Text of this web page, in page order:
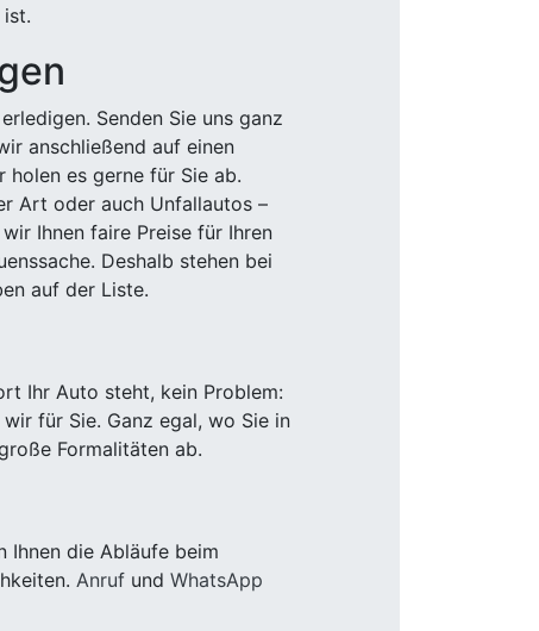
Senden Sie uns ganz
anschließend auf einen
holen es gerne für Sie ab.
Art oder auch Unfallautos –
Ihnen faire Preise für Ihren
Deshalb stehen bei
auf der Liste.
Ihr Auto steht, kein Problem:
für Sie. Ganz egal, wo Sie in
Formalitäten ab.
Ihnen die Abläufe beim
Anruf und WhatsApp